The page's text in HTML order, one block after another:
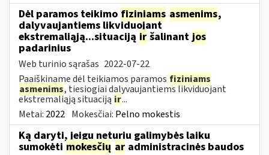
Dėl paramos teikimo fiziniams asmenims,
dalyvaujantiems likviduojant
ekstremaliąją...situaciją ir šalinant jos
padarinius
Web turinio sąrašas 2022-07-22
Paaiškiname dėl teikiamos paramos fiziniams
asmenims, tiesiogiai dalyvaujantiems likviduojant
ekstremaliąją situaciją ir...
Metai: 2022 Mokesčiai: Pelno mokestis
Ką daryti, jeigu neturiu galimybės laiku
sumokėti mokesčių ar administracinės baudos